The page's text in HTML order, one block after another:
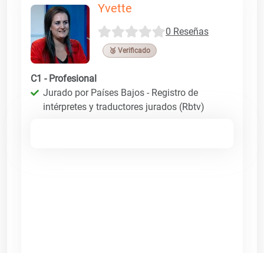
Yvette
0 Reseñas
🥉 Verificado
C1 - Profesional
Jurado por Países Bajos - Registro de
intérpretes y traductores jurados (Rbtv)